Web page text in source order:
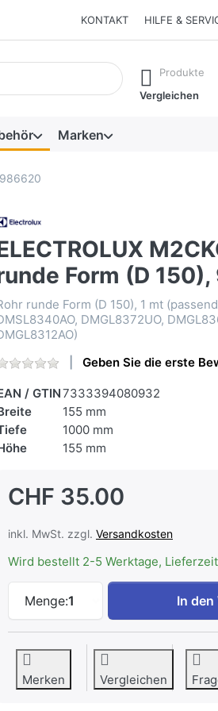
KONTAKT HILFE &
automatisch erste
Produkte
Vergleichen
Marken
Form (D
runde Form (D 150), 1 mt
DMGL8372UO,
Geben Sie die erste
/ GTIN7333394080932
155 mm
1000 mm
155 mm
CHF 35.00
inkl. MwSt. zzgl. Versandkosten
Wird bestellt 2-5 Werktage,
Menge:1
ELECTROLUX
In
Merken Vergleichen